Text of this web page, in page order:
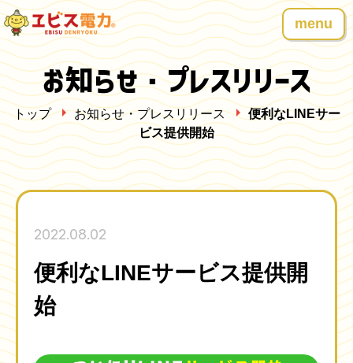
menu
お知らせ・プレスリリース
トップ お知らせ・プレスリリース
便利なLINEサー
ビス提供開始
2022.08.02
便利なLINEサービス提供開
始